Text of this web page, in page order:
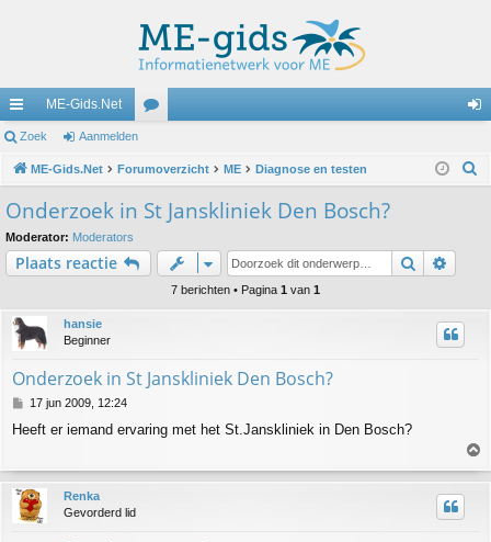
ne
lle
lin
ks
ME-Gids.Net
u
m
m
Zoek Aanmelden
ME-Gids.Net Forumoverzicht ME Diagnose en testen
Onderzoek in St Janskliniek Den Bosch?
Moderator: Moderators
Plaats reactie Zoek
7 berichten • Pagina 1 van 1
hansie
Beginner
Onderzoek in St Janskliniek Den Bosch?
B
r
h
t
17 jun 2009, 12:24
Heeft er iemand ervaring met het St.Janskliniek in Den Bosch?
h
Renka
Gevorderd lid